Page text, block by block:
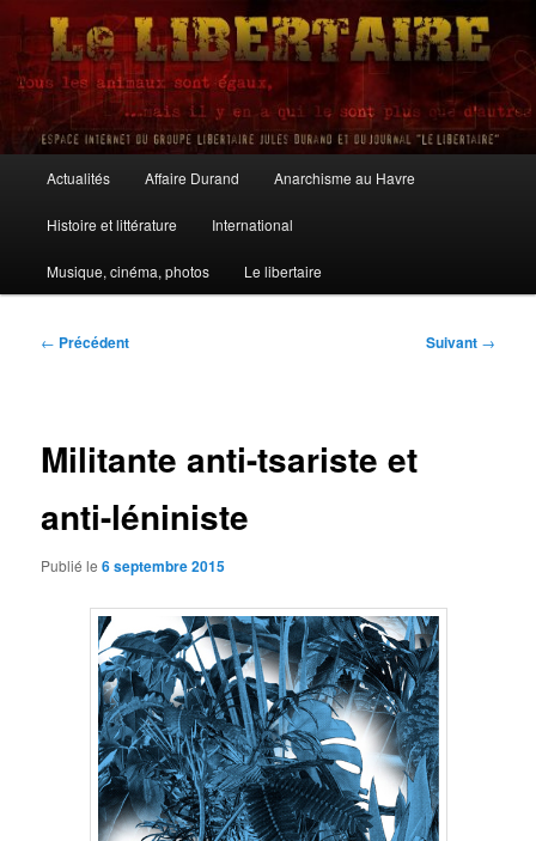
Aller
contenu
principalLe Libertaire
principal
Actualités Affaire Durand Anarchisme au Havre
Histoire et littérature International
Musique, cinéma, photos Le libertaire
Navigation
← Précédent Suivant →
Militante anti-tsariste et
anti-léniniste
Publié le6 septembre 2015